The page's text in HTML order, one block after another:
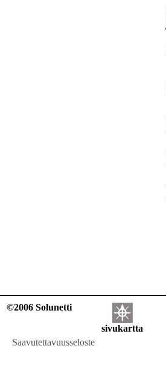
©2006 Solunetti
sivukartta
Saavutettavuusseloste